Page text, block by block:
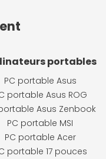
portables
PC portable Asus
portable Asus ROG
Asus Zenbook
PC portable MSI
PC portable Acer
portable 17 pouces